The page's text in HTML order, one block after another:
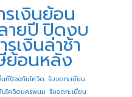
เงินย้อน
ยปี ปิดงบ
เงินล่าช้า
ย้อนหลัง
ทีป้องกันโควิด รับจดทะเบียน
โควิดนครพนม รับจดทะเบียน